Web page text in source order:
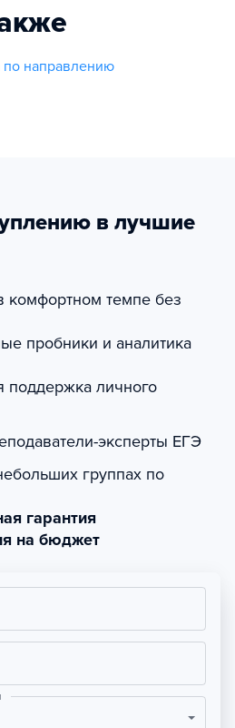
по направлению
в лучшие
комфортном темпе без
пробники и аналитика
поддержка личного
эксперты ЕГЭ
группах по
гарантия
на бюджет